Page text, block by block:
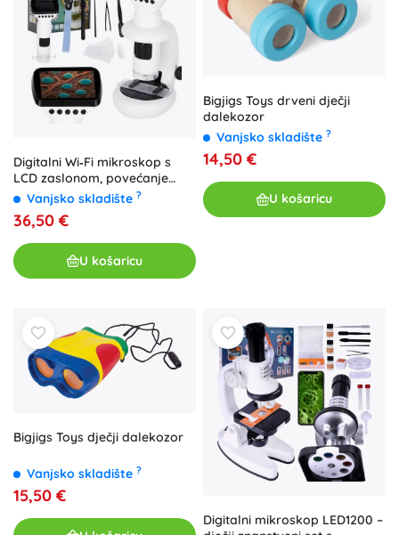
Digitalni Wi‑Fi mikroskop s
LCD zaslonom, povećanje
200× do 1000×
Vanjsko skladište ?
36,50 €
U košaricu
Bigjigs Toys drveni dječji
dalekozor
Vanjsko skladište ?
14,50 €
U košaricu
Bigjigs Toys dječji dalekozor
Vanjsko skladište ?
15,50 €
Digitalni mikroskop LED1200 –